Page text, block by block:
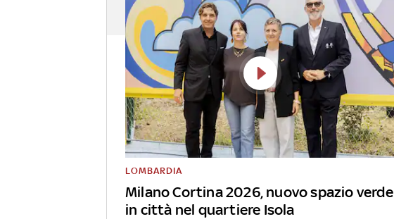
Milano Cortina 2026, nuovo spazio verde
in città nel quartiere Isola
LOMBARDIA